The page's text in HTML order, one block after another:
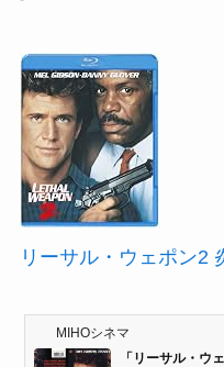
リーサル・ウェポン2
MIHOシネマ
「リーサル・ウ